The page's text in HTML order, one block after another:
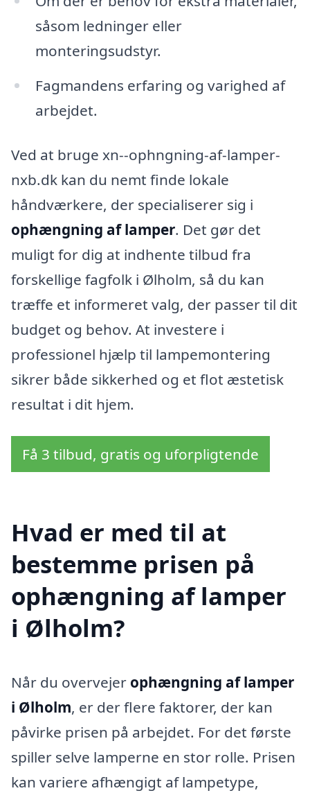
såsom ledninger eller
monteringsudstyr.
Fagmandens erfaring og varighed af
arbejdet.
Ved at bruge xn--ophngning-af-lamper-
nxb.dk kan du nemt finde lokale
håndværkere, der specialiserer sig i
ophængning af lamper. Det gør det
muligt for dig at indhente tilbud fra
forskellige fagfolk i Ølholm, så du kan
træffe et informeret valg, der passer til dit
budget og behov. At investere i
professionel hjælp til lampemontering
sikrer både sikkerhed og et flot æstetisk
resultat i dit hjem.
Få 3 tilbud, gratis og uforpligtende
Hvad er med til at
bestemme prisen på
ophængning af lamper
i Ølholm?
Når du overvejer ophængning af lamper
i Ølholm, er der flere faktorer, der kan
påvirke prisen på arbejdet. For det første
spiller selve lamperne en stor rolle. Prisen
kan variere afhængigt af lampetype,